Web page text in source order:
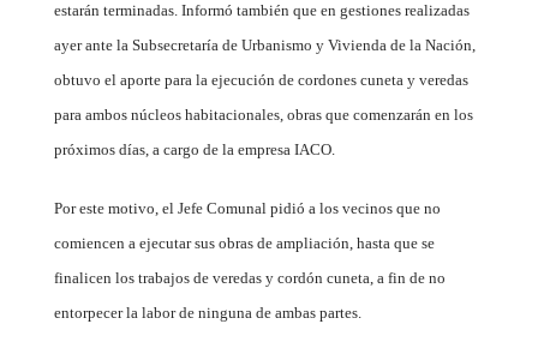
estarán terminadas. Informó también que en gestiones realizadas
ayer ante la Subsecretaría de Urbanismo y Vivienda de la Nación,
obtuvo el aporte para la ejecución de cordones cuneta y veredas
para ambos núcleos habitacionales, obras que comenzarán en los
próximos días, a cargo de la empresa IACO.
Por este motivo, el Jefe Comunal pidió a los vecinos que no
comiencen a ejecutar sus obras de ampliación, hasta que se
finalicen los trabajos de veredas y cordón cuneta, a fin de no
entorpecer la labor de ninguna de ambas partes.